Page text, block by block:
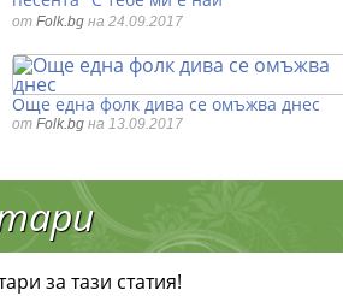
от Folk.bg на 24.09.2017
Още една фолк дива се омъжва днес
от Folk.bg на 13.09.2017
за тази статия!